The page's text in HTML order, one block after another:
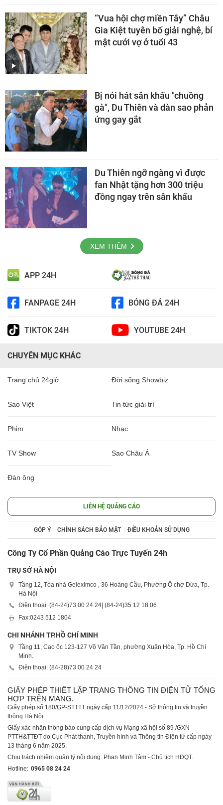
“Vua hội chợ miền Tây” Châu
Gia Kiệt tuyên bố giải nghệ, bí
mật cưới vợ ở tuổi 43
Bị nói hát sân khấu "chuồng
gà", Du Thiên và dàn sao phản
ứng gay gắt
Du Thiên ngỡ ngàng vì được
fan Nhật tặng hơn 300 triệu
đồng ngay trên sân khấu
XEM THÊM
APP 24H
FANPAGE 24H BÓNG ĐÁ 24H
TIKTOK 24H YOUTUBE 24H
CHUYÊN MỤC KHÁC
Trang chủ 24giờ Đời sống Showbiz
Sao Việt Tin tức giải trí
Phim Nhạc
TV Show Sao Châu Á
Đàn ông
LIÊN HỆ QUẢNG CÁO
GÓP Ý CHÍNH SÁCH BẢO MẬT ĐIỀU KHOẢN SỬ DỤNG
Công Ty Cổ Phần Quảng Cáo Trực Tuyến 24h
TRỤ SỞ HÀ NỘI
Tầng 12, Tòa nhà Geleximco , 36 Hoàng Cầu, Phường Ô chợ Dừa, Tp.
Hà Nội
Điện thoại: (84-24)73 00 24 24 | (84-24)35 12 18 06
Fax:0243 512 1804
CHI NHÁNH TP.HỒ CHÍ MINH
Tầng 11, Cao ốc 123-127 Võ Văn Tần, phường Xuân Hòa, Tp. Hồ Chí
Minh.
Điện thoại: (84-28)73 00 24 24
GIẤY PHÉP THIẾT LẬP TRANG THÔNG TIN ĐIỆN TỬ TỔNG
HỢP TRÊN MẠNG.
Giấy phép số 180/GP-STTTT ngày cấp 11/12/2024 - Sở thông tin và truyền
thông Hà Nội.
Giấy xác nhận thông báo cung cấp dịch vụ Mạng xã hội số 89 /GXN-
PTTH&TTĐT do Cục Phát thanh, Truyền hình và Thông tin Điện tử cấp ngày
13 tháng 6 năm 2025.
Chịu trách nhiệm quản lý nội dung: Phan Minh Tâm - Chủ tịch HĐQT.
Hotline: 0965 08 24 24